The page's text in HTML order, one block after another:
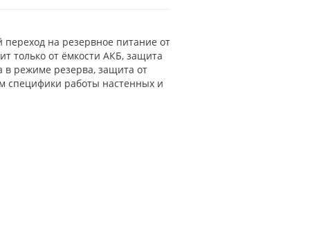
переход на резервное питание от
только от ёмкости АКБ, защита
в режиме резерва, защита от
специфики работы настенных и